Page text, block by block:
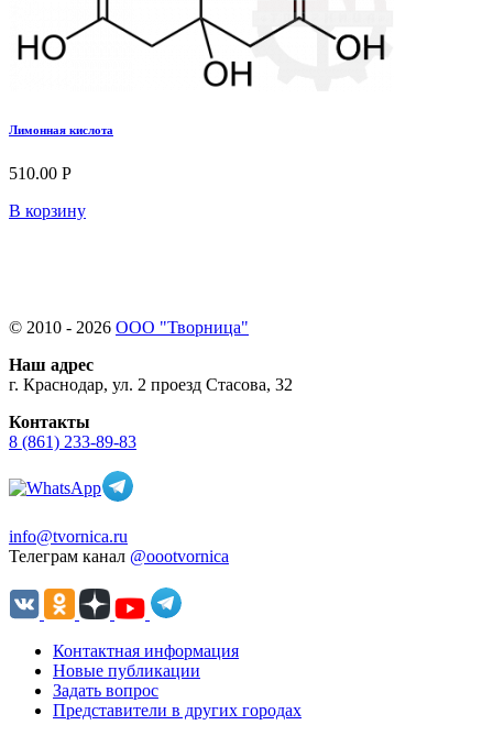
Лимонная кислота
510.00 Р
В корзину
© 2010 - 2026 ООО "Творница"
Наш адрес
г. Краснодар, ул. 2 проезд Стасова, 32
Контакты
8 (861) 233-89-83
info@tvornica.ru
Телеграм канал @oootvornica
Контактная информация
Новые публикации
Задать вопрос
Представители в других городах